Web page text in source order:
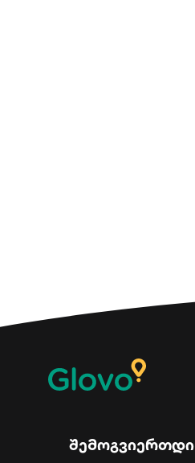
შემოგვიერთდი